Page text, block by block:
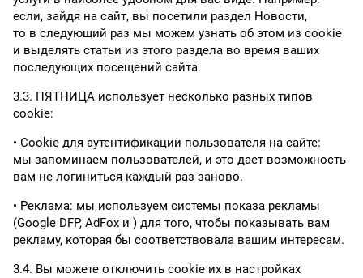
если, зайдя на сайт, вы посетили раздел Новости,
то в следующий раз мы можем узнать об этом из cookie
и выделять статьи из этого раздела во время ваших
последующих посещений сайта.
3.3. ПЯТНИЦА использует несколько разных типов
cookie:
Cookie для аутентификации пользователя на сайте:
мы запоминаем пользователей, и это дает возможность
вам не логиниться каждый раз заново.
Реклама: мы используем системы показа рекламы
(Google DFP, AdFox и ) для того, чтобы показывать вам
рекламу, которая бы соответствовала вашим интересам.
3.4. Вы можете отключить cookie их в настройках